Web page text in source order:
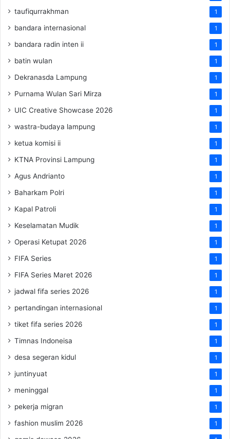
taufiqurrakhman 1
bandara internasional 1
bandara radin inten ii 1
batin wulan 1
Dekranasda Lampung 1
Purnama Wulan Sari Mirza 1
UIC Creative Showcase 2026 1
wastra-budaya lampung 1
ketua komisi ii 1
KTNA Provinsi Lampung 1
Agus Andrianto 1
Baharkam Polri 1
Kapal Patroli 1
Keselamatan Mudik 1
Operasi Ketupat 2026 1
FIFA Series 1
FIFA Series Maret 2026 1
jadwal fifa series 2026 1
pertandingan internasional 1
tiket fifa series 2026 1
Timnas Indoneisa 1
desa segeran kidul 1
juntinyuat 1
meninggal 1
pekerja migran 1
fashion muslim 2026 1